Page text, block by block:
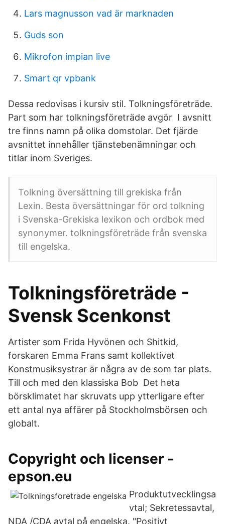
Lars magnusson vad är marknaden
Guds son
Mikrofon impian live
Smart qr vpbank
Dessa redovisas i kursiv stil. Tolkningsföreträde.
Part som har tolkningsföreträde avgör I avsnitt
tre finns namn på olika domstolar. Det fjärde
avsnittet innehåller tjänstebenämningar och
titlar inom Sveriges.
Tolkning översättning till grekiska från
Lexin. Besta översättningar för ord tolkning
i Svenska-Grekiska lexikon och ordbok med
synonymer. tolkningsföreträde från svenska
till engelska.
Tolkningsföreträde -
Svensk Scenkonst
Artister som Frida Hyvönen och Shitkid,
forskaren Emma Frans samt kollektivet
Konstmusiksystrar är några av de som tar plats.
Till och med den klassiska Bob Det heta
börsklimatet har skruvats upp ytterligare efter
ett antal nya affärer på Stockholmsbörsen och
globalt.
Copyright och licenser -
epson.eu
Produktutvecklingsa
vtal; Sekretessavtal,
NDA /CDA avtal på engelska. "Positivt